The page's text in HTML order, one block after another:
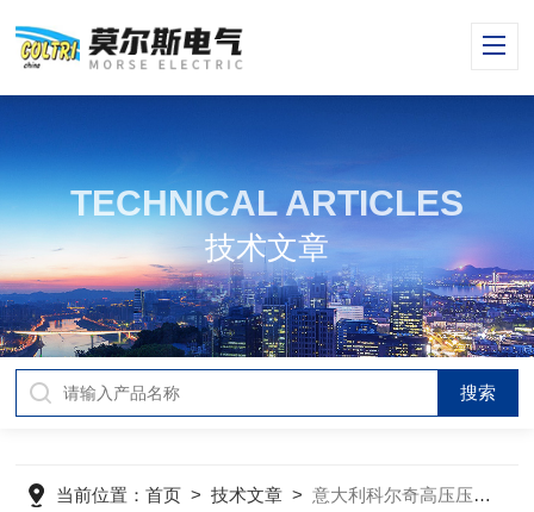
TECHNICAL ARTICLES
技术文章
当前位置：首页 >技术文章 >意大利科尔奇高压压缩机的应用与安装